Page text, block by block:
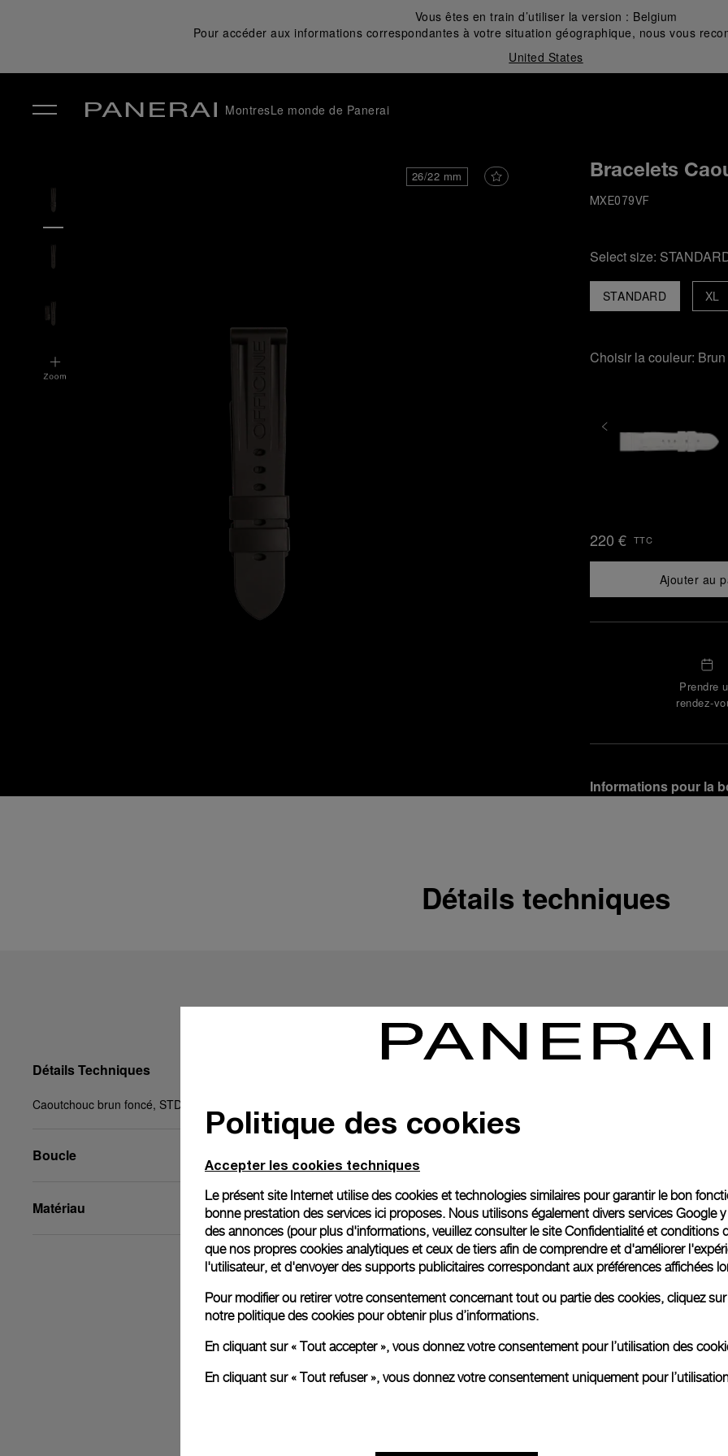
Vous êtes en train d’utiliser la version : Belgium
Pour accéder aux informations correspondantes à votre situation géographique, nous vous
United States
MontresLe monde de Panerai
26/22 mm Bracelets
MXE079VF
Select size:
STANDARD XL
Choisir la couleur: Brun
220 € TTC
Ajouter au
Prendre
rendez-
Informations pour la
Retours et échanges
Officine Panerai
crédit :
personnalisé.
En savoir plus
Toutes les images sont des
aux produits réels.
Détails techniques
Détails Techniques
Caoutchouc brun foncé, STD, 26/22, BA
Boucle
Matériau
Politique des cookies
Accepter les cookies techniques
Le présent site Internet utilise des cookies et technologies similaires pour garantir le bon
bonne prestation des services ici proposes. Nous utilisons également divers services Google
des annonces (pour plus d'informations, veuillez consulter lesite Confidentialité et conditions
que nos propres cookies analytiques et ceux de tiers afin de comprendre et d'améliorer
l'utilisateur, et d'envoyer des supports publicitaires correspondant aux préférences affichées
Pour modifier ou retirer votre consentement concernant tout ou partie des cookies, cliquez
notre politique des cookies pour obtenir plus d’informations.
En cliquant sur « Tout accepter », vous donnez votre consentement pour l’utilisation des
En cliquant sur « Tout refuser », vous donnez votre consentement uniquement pour